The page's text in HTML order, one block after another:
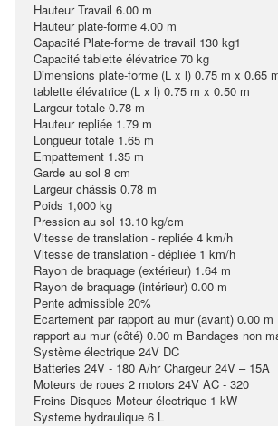
Hauteur Travail 6.00 m
Hauteur plate-forme 4.00 m
Capacité Plate-forme de travail 130 kg1
Capacité tablette élévatrice 70 kg
Dimensions plate-forme (L x l) 0.75 m x 0.65
tablette élévatrice (L x l) 0.75 m x 0.50 m
Largeur totale 0.78 m
Hauteur repliée 1.79 m
Longueur totale 1.65 m
Empattement 1.35 m
Garde au sol 8 cm
Largeur châssis 0.78 m
Poids 1,000 kg
Pression au sol 13.10 kg/cm
Vitesse de translation - repliée 4 km/h
Vitesse de translation - dépliée 1 km/h
Rayon de braquage (extérieur) 1.64 m
Rayon de braquage (intérieur) 0.00 m
Pente admissible 20%
Ecartement par rapport au mur (avant) 0.00
rapport au mur (côté) 0.00 m Bandages non
Système électrique 24V DC
Batteries 24V - 180 A/hr Chargeur 24V – 15A
Moteurs de roues 2 motors 24V AC - 320
Freins Disques Moteur électrique 1 kW
Systeme hydraulique 6 L